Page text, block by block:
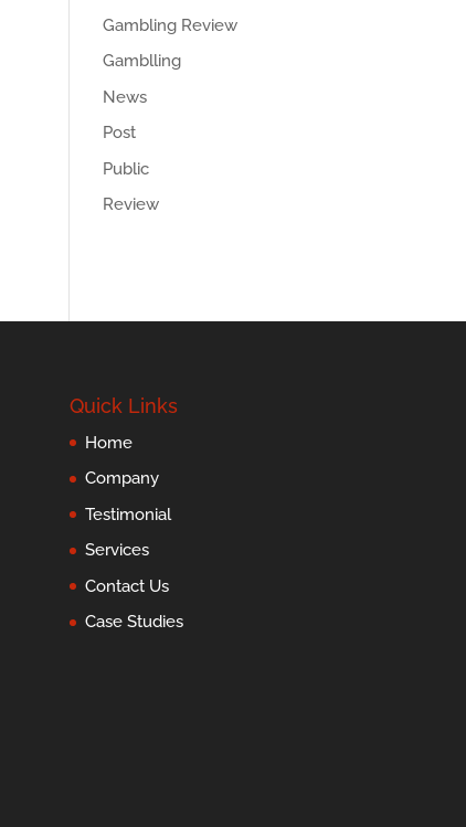
Gambling Review
Gamblling
News
Post
Public
Review
Quick Links
Home
Company
Testimonial
Services
Contact Us
Case Studies